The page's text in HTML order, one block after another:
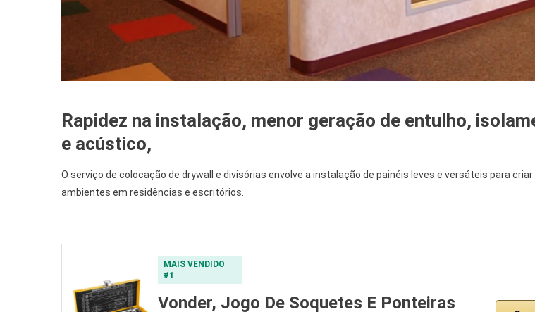
Rapidez na instalação, menor geração de entulho,
e acústico,
O serviço de colocação de drywall e divisórias envolve a instalação de painéis leves e versáteis para
ambientes em residências e escritórios.
MAIS VENDIDO
#1
Vonder, Jogo De Soquetes E Ponteiras